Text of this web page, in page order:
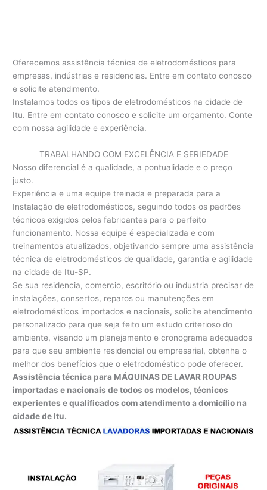
Oferecemos assistência técnica de eletrodomésticos para
empresas, indústrias e residencias. Entre em contato conosco
e solicite atendimento.
Instalamos todos os tipos de eletrodomésticos na cidade de
Itu. Entre em contato conosco e solicite um orçamento. Conte
com nossa agilidade e experiência.
TRABALHANDO COM EXCELÊNCIA E SERIEDADE
Nosso diferencial é a qualidade, a pontualidade e o preço
justo.
Experiência e uma equipe treinada e preparada para a
Instalação de eletrodomésticos, seguindo todos os padrões
técnicos exigidos pelos fabricantes para o perfeito
funcionamento. Nossa equipe é especializada e com
treinamentos atualizados, objetivando sempre uma assistência
técnica de eletrodomésticos de qualidade, garantia e agilidade
na cidade de Itu-SP.
Se sua residencia, comercio, escritório ou industria precisar de
instalações, consertos, reparos ou manutenções em
eletrodomésticos importados e nacionais, solicite atendimento
personalizado para que seja feito um estudo criterioso do
ambiente, visando um planejamento e cronograma adequados
para que seu ambiente residencial ou empresarial, obtenha o
melhor dos benefícios que o eletrodoméstico pode oferecer.
Assistência técnica para MÁQUINAS DE LAVAR ROUPAS
importadas e nacionais de todos os modelos, técnicos
experientes e qualificados com atendimento a domicílio na
cidade de Itu.